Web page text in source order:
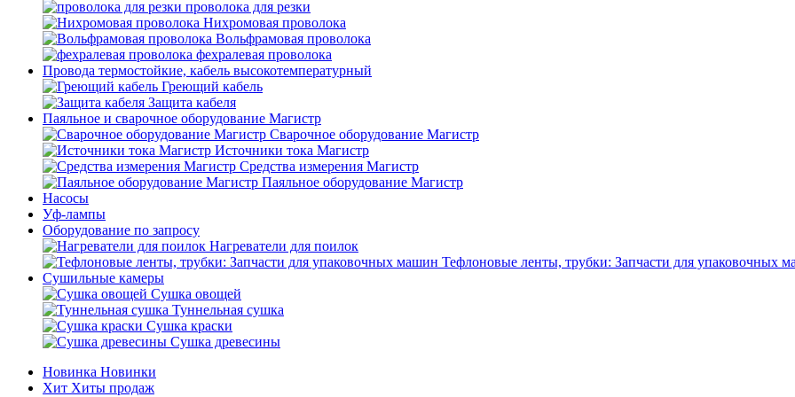
проволока для резки
Нихромовая проволока
Вольфрамовая проволока
фехралевая проволока
Провода термостойкие, кабель высокотемпературный
Греющий кабель
Защита кабеля
Паяльное и сварочное оборудование Магистр
Сварочное оборудование Магистр
Источники тока Магистр
Средства измерения Магистр
Паяльное оборудование Магистр
Насосы
Уф-лампы
Оборудование по запросу
Нагреватели для поилок
Тефлоновые ленты, трубки: Запчасти для упаковочных
Сушильные камеры
Сушка овощей
Туннельная сушка
Сушка краски
Сушка древесины
Новинка Новинки
Хит Хиты продаж